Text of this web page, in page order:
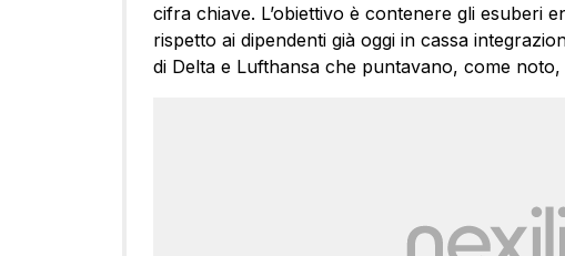
cifra chiave. L’obiettivo è contenere gli esuberi
rispetto ai dipendenti già oggi in cassa
di Delta e Lufthansa che puntavano, come noto,